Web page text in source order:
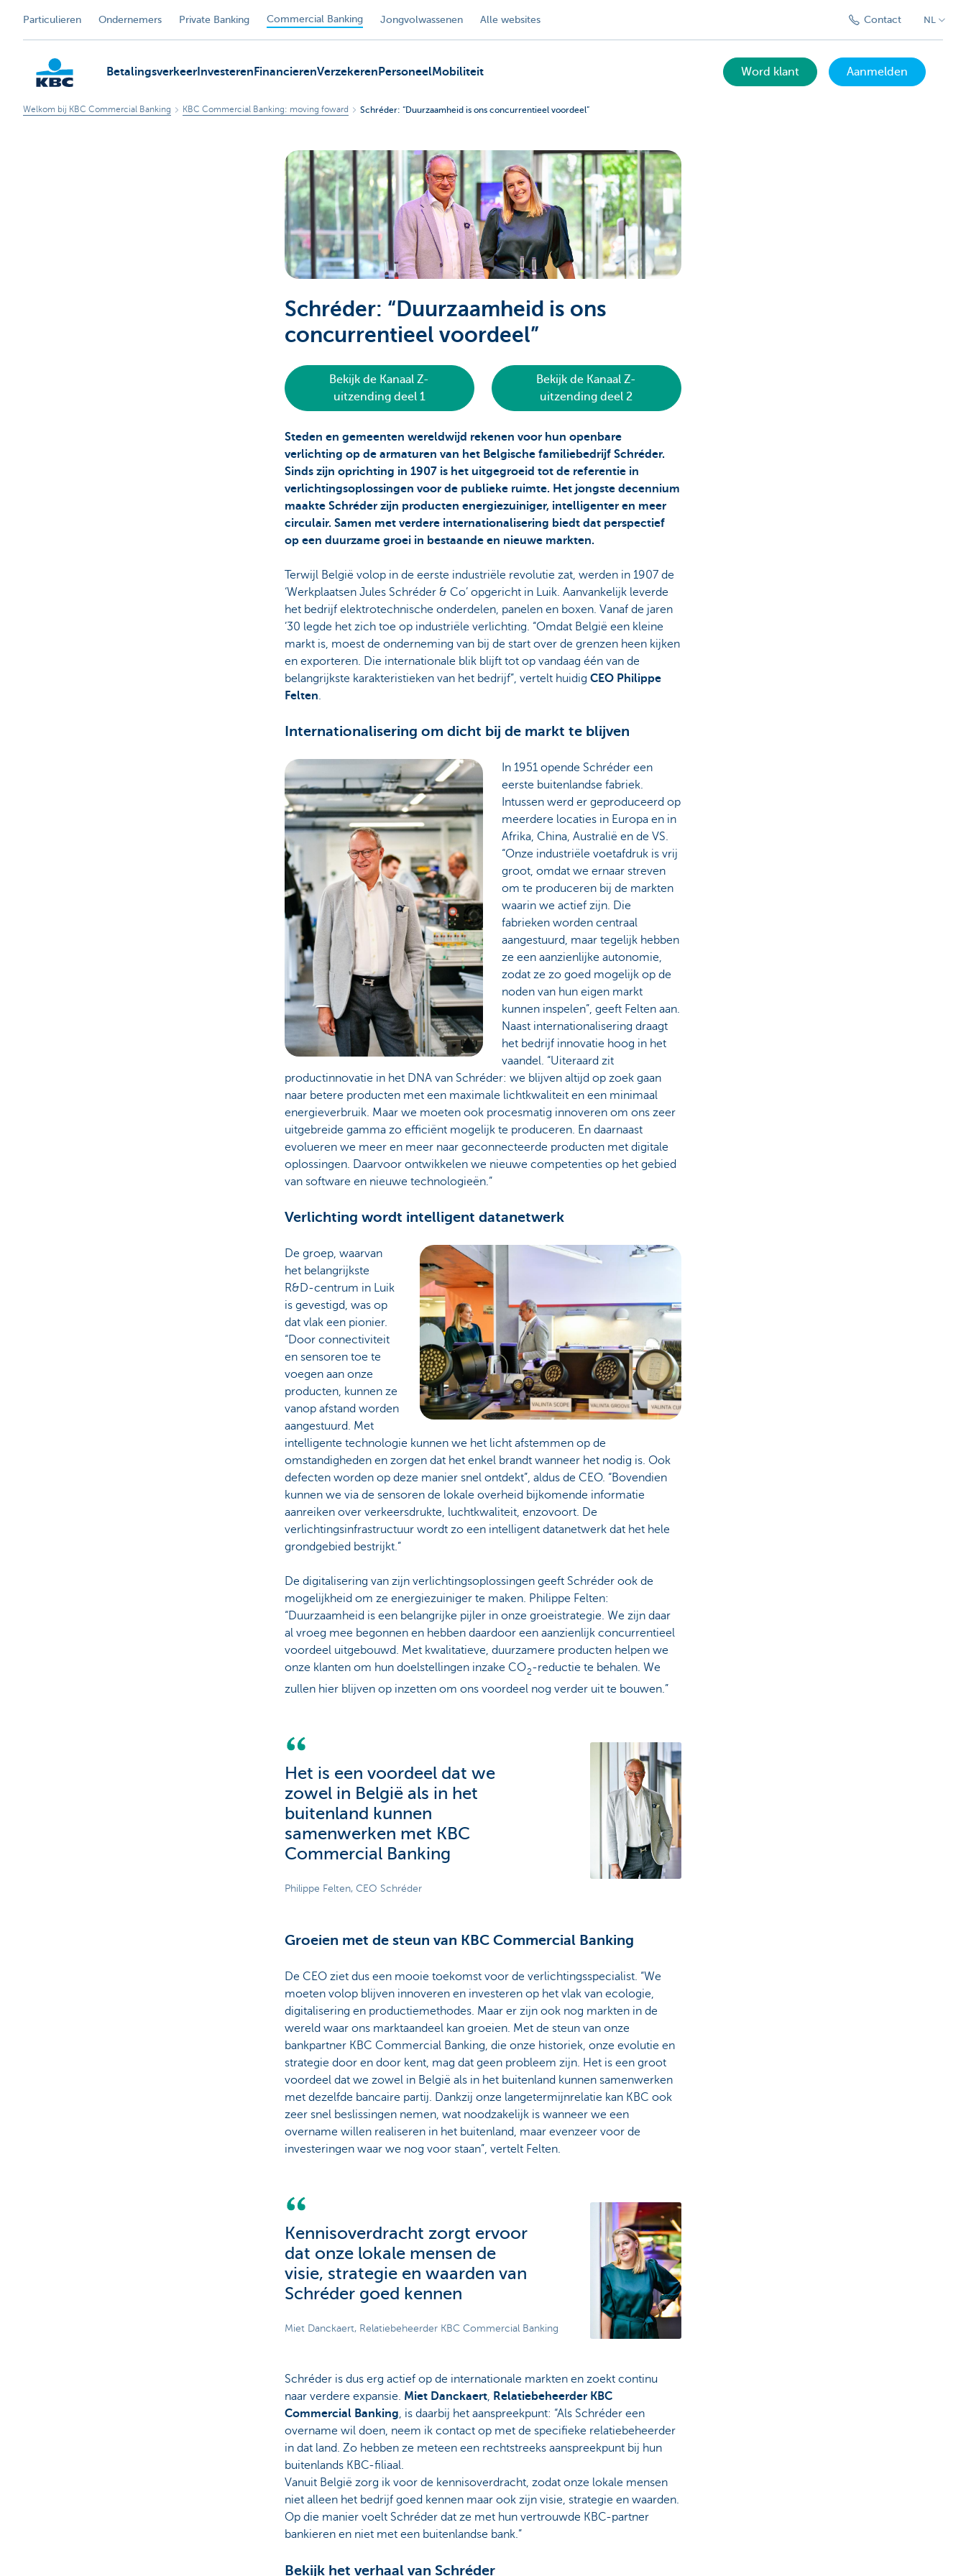
Particulieren Ondernemers Private Banking Commercial Banking Jongvolwassenen Alle websites Contact NL
Betalingsverkeer Investeren FinancierenVerzekeren PersoneelMobiliteit Word klant Aanmelden
Welkom bij KBC Commercial Banking KBC Commercial Banking: moving foward Schréder: “Duurzaamheid is ons concurrentieel voordeel”
Schréder: “Duurzaamheid is ons
concurrentieel voordeel”
Bekijk de Kanaal Z-
uitzending deel 1
Bekijk de Kanaal Z-
uitzending deel 2
Steden en gemeenten wereldwijd rekenen voor hun openbare
verlichting op de armaturen van het Belgische familiebedrijf Schréder.
Sinds zijn oprichting in 1907 is het uitgegroeid tot de referentie in
verlichtingsoplossingen voor de publieke ruimte. Het jongste decennium
maakte Schréder zijn producten energiezuiniger, intelligenter en meer
circulair. Samen met verdere internationalisering biedt dat perspectief
op een duurzame groei in bestaande en nieuwe markten.
Terwijl België volop in de eerste industriële revolutie zat, werden in 1907 de
‘Werkplaatsen Jules Schréder & Co’ opgericht in Luik. Aanvankelijk leverde
het bedrijf elektrotechnische onderdelen, panelen en boxen. Vanaf de jaren
’30 legde het zich toe op industriële verlichting. “Omdat België een kleine
markt is, moest de onderneming van bij de start over de grenzen heen kijken
en exporteren. Die internationale blik blijft tot op vandaag één van de
belangrijkste karakteristieken van het bedrijf”, vertelt huidig CEO Philippe
Felten.
Internationalisering om dicht bij de markt te blijven
In 1951 opende Schréder een
eerste buitenlandse fabriek.
Intussen werd er geproduceerd op
meerdere locaties in Europa en in
Afrika, China, Australië en de VS.
“Onze industriële voetafdruk is vrij
groot, omdat we ernaar streven
om te produceren bij de markten
waarin we actief zijn. Die
fabrieken worden centraal
aangestuurd, maar tegelijk hebben
ze een aanzienlijke autonomie,
zodat ze zo goed mogelijk op de
noden van hun eigen markt
kunnen inspelen”, geeft Felten aan.
Naast internationalisering draagt
het bedrijf innovatie hoog in het
vaandel. “Uiteraard zit
productinnovatie in het DNA van Schréder: we blijven altijd op zoek gaan
naar betere producten met een maximale lichtkwaliteit en een minimaal
energieverbruik. Maar we moeten ook procesmatig innoveren om ons zeer
uitgebreide gamma zo efficiënt mogelijk te produceren. En daarnaast
evolueren we meer en meer naar geconnecteerde producten met digitale
oplossingen. Daarvoor ontwikkelen we nieuwe competenties op het gebied
van software en nieuwe technologieën.”
Verlichting wordt intelligent datanetwerk
De groep, waarvan
het belangrijkste
R&D-centrum in Luik
is gevestigd, was op
dat vlak een pionier.
“Door connectiviteit
en sensoren toe te
voegen aan onze
producten, kunnen ze
vanop afstand worden
aangestuurd. Met
intelligente technologie kunnen we het licht afstemmen op de
omstandigheden en zorgen dat het enkel brandt wanneer het nodig is. Ook
defecten worden op deze manier snel ontdekt”, aldus de CEO. “Bovendien
kunnen we via de sensoren de lokale overheid bijkomende informatie
aanreiken over verkeersdrukte, luchtkwaliteit, enzovoort. De
verlichtingsinfrastructuur wordt zo een intelligent datanetwerk dat het hele
grondgebied bestrijkt.”
De digitalisering van zijn verlichtingsoplossingen geeft Schréder ook de
mogelijkheid om ze energiezuiniger te maken. Philippe Felten:
“Duurzaamheid is een belangrijke pijler in onze groeistrategie. We zijn daar
al vroeg mee begonnen en hebben daardoor een aanzienlijk concurrentieel
voordeel uitgebouwd. Met kwalitatieve, duurzamere producten helpen we
onze klanten om hun doelstellingen inzake CO2-reductie te behalen. We
zullen hier blijven op inzetten om ons voordeel nog verder uit te bouwen.”
Het is een voordeel dat we
zowel in België als in het
buitenland kunnen
samenwerken met KBC
Commercial Banking
Philippe Felten, CEO Schréder
Groeien met de steun van KBC Commercial Banking
De CEO ziet dus een mooie toekomst voor de verlichtingsspecialist. “We
moeten volop blijven innoveren en investeren op het vlak van ecologie,
digitalisering en productiemethodes. Maar er zijn ook nog markten in de
wereld waar ons marktaandeel kan groeien. Met de steun van onze
bankpartner KBC Commercial Banking, die onze historiek, onze evolutie en
strategie door en door kent, mag dat geen probleem zijn. Het is een groot
voordeel dat we zowel in België als in het buitenland kunnen samenwerken
met dezelfde bancaire partij. Dankzij onze langetermijnrelatie kan KBC ook
zeer snel beslissingen nemen, wat noodzakelijk is wanneer we een
overname willen realiseren in het buitenland, maar evenzeer voor de
investeringen waar we nog voor staan”, vertelt Felten.
Kennisoverdracht zorgt ervoor
dat onze lokale mensen de
visie, strategie en waarden van
Schréder goed kennen
Miet Danckaert, Relatiebeheerder KBC Commercial Banking
Schréder is dus erg actief op de internationale markten en zoekt continu
naar verdere expansie. Miet Danckaert,
Relatiebeheerder KBC
Commercial Banking , is daarbij het aanspreekpunt: “Als Schréder een
overname wil doen, neem ik contact op met de specifieke relatiebeheerder
in dat land. Zo hebben ze meteen een rechtstreeks aanspreekpunt bij hun
buitenlands KBC-filiaal.
Vanuit België zorg ik voor de kennisoverdracht, zodat onze lokale mensen
niet alleen het bedrijf goed kennen maar ook zijn visie, strategie en waarden.
Op die manier voelt Schréder dat ze met hun vertrouwde KBC-partner
bankieren en niet met een buitenlandse bank.”
Bekijk het verhaal van Schréder